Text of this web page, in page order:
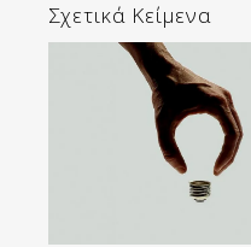
Σχετικά Κείμενα